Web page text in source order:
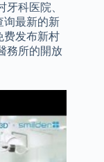
科医院、
询最新的新
费发布新村
務所的開放